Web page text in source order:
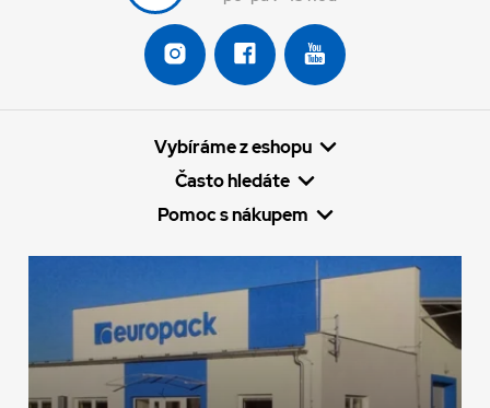
Vybíráme z eshopu
Často hledáte
Pomoc s nákupem